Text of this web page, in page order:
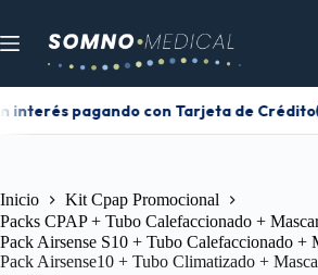
interés pagando con Tarjeta de Crédito
Inicio
Kit Cpap Promocional
Packs CPAP + Tubo Calefaccionado +
Pack Airsense S10 + Tubo Calefaccionado +
Pack Airsense10 + Tubo Climatizado +